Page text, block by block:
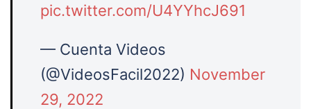
pic.twitter.com/U4YYhcJ691
— Cuenta Videos
(@VideosFacil2022) November
29, 2022